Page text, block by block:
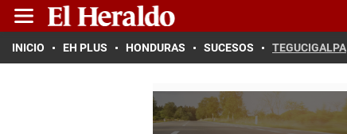
INICIO EH PLUS HONDURAS SUCESOS TEGUCIGALPA